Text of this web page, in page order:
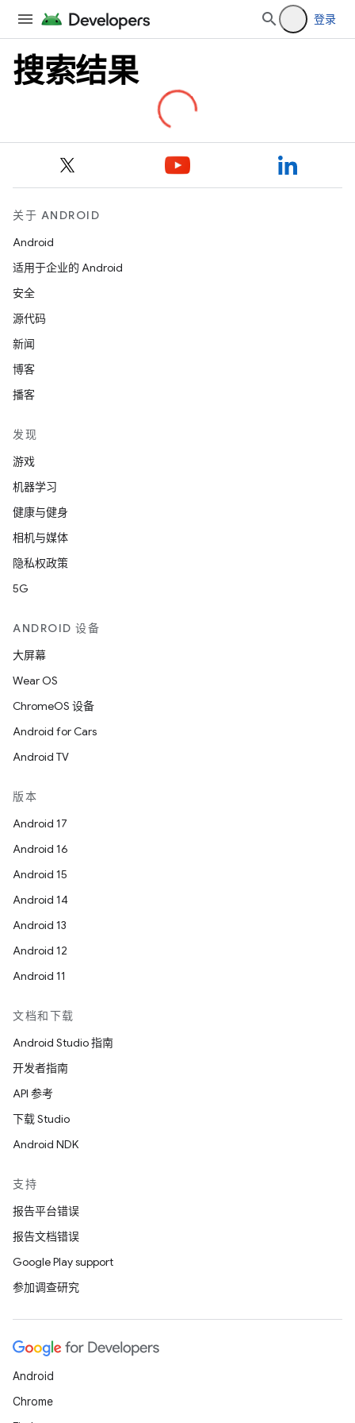
登录
搜索结果
关于 ANDROID
Android
适用于企业的 Android
安全
源代码
新闻
博客
播客
发现
游戏
机器学习
健康与健身
相机与媒体
隐私权政策
5G
ANDROID 设备
大屏幕
Wear OS
ChromeOS 设备
Android for Cars
Android TV
版本
Android 17
Android 16
Android 15
Android 14
Android 13
Android 12
Android 11
文档和下载
Android Studio 指南
开发者指南
API 参考
下载 Studio
Android NDK
支持
报告平台错误
报告文档错误
Google Play support
参加调查研究
Android
Chrome